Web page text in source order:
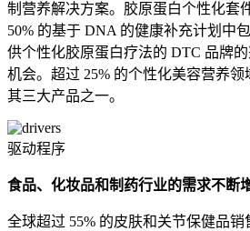
制营养解决方案。胶原蛋白个性化套
50% 的基于 DNA 的健康补充计划中
供个性化胶原蛋白疗法的 DTC 品牌
机会。超过 25% 的个性化美容营养
其三大产品之一。
驱动程序
食品、化妆品和制药行业的需求不断
全球超过 55% 的皮肤和关节保健品